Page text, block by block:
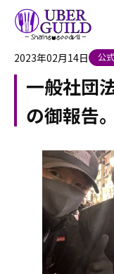
2023年02月14日 公
一般社団
の御報告。